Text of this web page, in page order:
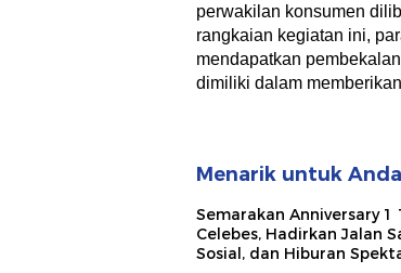
perwakilan konsumen
rangkaian kegiatan ini,
mendapatkan
dimiliki dalam
Menarik untuk Anda
Semarakan Anniversary 1
Celebes, Hadirkan Jalan
Sosial, dan Hiburan